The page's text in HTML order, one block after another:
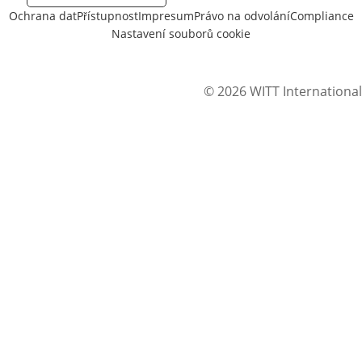
Ochrana datPřístupnostImpresumPrávo na odvoláníCompliance
Nastavení souborů cookie
© 2026 WITT International